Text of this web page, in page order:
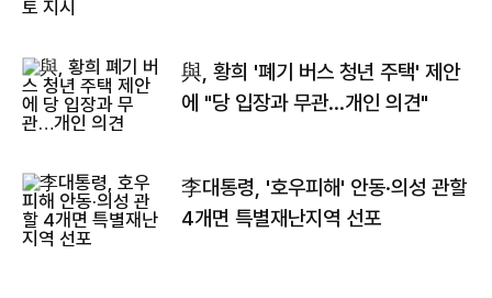
與, 황희 '폐기 버스 청년 주택' 제안
에 "당 입장과 무관…개인 의견"
李대통령, '호우피해' 안동·의성 관할
4개면 특별재난지역 선포